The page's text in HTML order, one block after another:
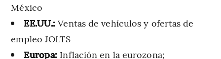
México
EE.UU.:Ventas de vehículos y ofertas de
empleo JOLTS
Europa: Inflación en la eurozona;